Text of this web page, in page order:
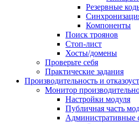
Резервные
Компоненты
Поиск троянов
Стоп-лист
Хосты/домены
Проверьте себя
Практические задания
Производительность и
Монитор
Настройки модуля
Публичная часть
Административные